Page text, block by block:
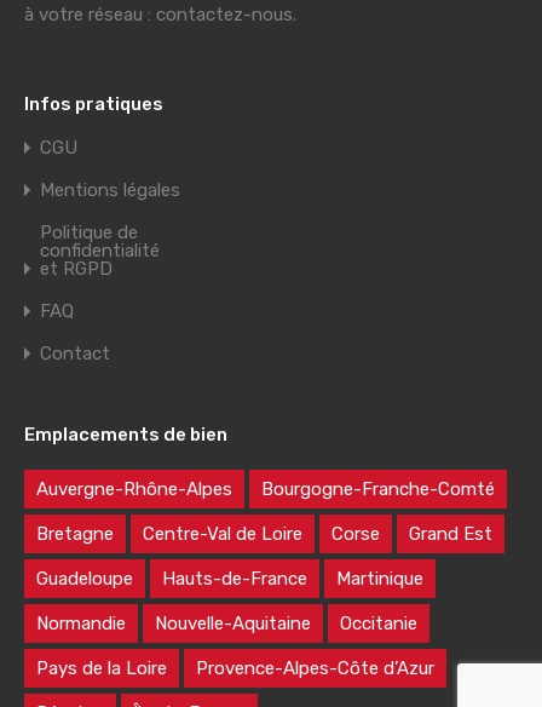
à votre réseau : contactez-nous.
Infos pratiques
CGU
Mentions légales
Politique de
confidentialité
et RGPD
FAQ
Contact
Emplacements de bien
Auvergne-Rhône-Alpes Bourgogne-Franche-Comté
Bretagne Centre-Val de Loire Corse Grand Est
Guadeloupe Hauts-de-France Martinique
Normandie Nouvelle-Aquitaine Occitanie
Pays de la Loire Provence-Alpes-Côte d’Azur